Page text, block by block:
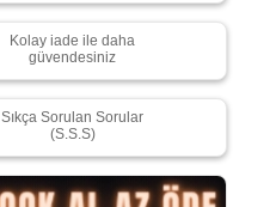
Kolay iade ile daha
güvendesiniz
Sıkça Sorulan Sorular
(S.S.S)